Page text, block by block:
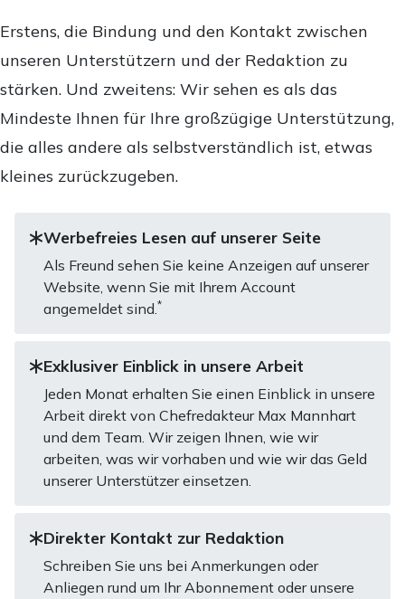
Erstens, die Bindung und den Kontakt zwischen
unseren Unterstützern und der Redaktion zu
stärken. Und zweitens: Wir sehen es als das
Mindeste Ihnen für Ihre großzügige Unterstützung,
die alles andere als selbstverständlich ist, etwas
kleines zurückzugeben.
Werbefreies Lesen auf unserer Seite
Als Freund sehen Sie keine Anzeigen auf unserer
Website, wenn Sie mit Ihrem Account
angemeldet sind.*
Exklusiver Einblick in unsere Arbeit
Jeden Monat erhalten Sie einen Einblick in unsere
Arbeit direkt von Chefredakteur Max Mannhart
und dem Team. Wir zeigen Ihnen, wie wir
arbeiten, was wir vorhaben und wie wir das Geld
unserer Unterstützer einsetzen.
Direkter Kontakt zur Redaktion
Schreiben Sie uns bei Anmerkungen oder
Anliegen rund um Ihr Abonnement oder unsere